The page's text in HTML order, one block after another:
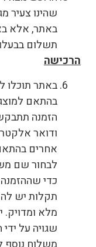
שהינו צעיר
תשלום
הרכישה
באתר תוכלו
בהתאם
הזמנה
ודואר
אחרים
לבחור שם
כדי
תקלות יש
מלא ומדויק.
שגויה על